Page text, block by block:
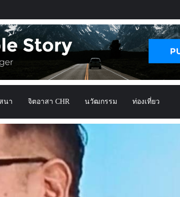
นา จิตอาสา CHR นวัฒกรรม ท่องเที่ยว